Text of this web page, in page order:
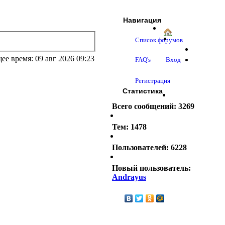
время: 09 авг 2026 09:23
Навигация
Список форумов
FAQ's Вход
Регистрация
Статистика
Всего сообщений: 3269
Тем: 1478
Пользователей: 6228
Новый пользователь:
Andrayus